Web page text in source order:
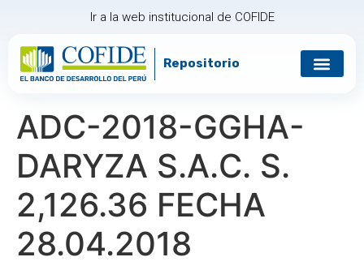
Ir a la web institucional de COFIDE
Repositorio
ADC-2018-GGHA-
DARYZA S.A.C. S.
2,126.36 FECHA
28.04.2018